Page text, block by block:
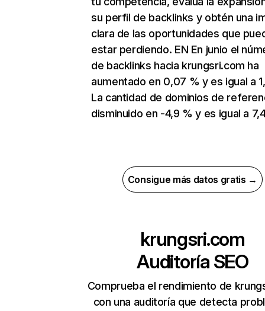
su perfil de backlinks y obtén una
clara de las oportunidades que
estar perdiendo. EN En junio el
de backlinks hacia krungsri.com ha
aumentado en 0,07 % y es igual a
La cantidad de dominios de
disminuido en -4,9 % y es igual a
Consigue más datos gratis →
krungsri.com
Auditoría SEO
Comprueba el rendimiento de
con una auditoría que detecta